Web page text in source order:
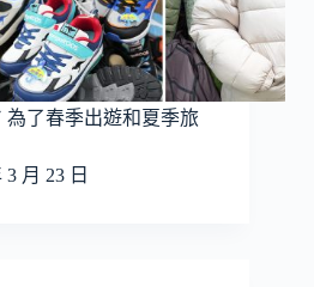
為了春季出遊和夏季旅
3 月 23 日